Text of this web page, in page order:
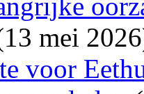
mei
voor